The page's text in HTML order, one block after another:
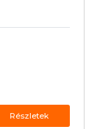
Részletek